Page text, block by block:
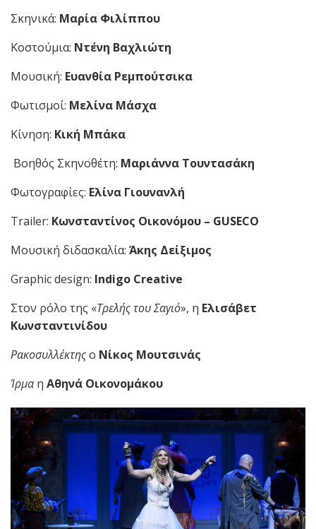
Σκηνικά: Μαρία Φιλίππου
Κοστούμια: Ντένη Βαχλιώτη
Μουσική: Ευανθία Ρεμπούτσικα
Φωτισμοί: Μελίνα Μάσχα
Κίνηση: Κική Μπάκα
Βοηθός Σκηνοθέτη: Μαριάννα Τουντασάκη
Φωτογραφίες: Ελίνα Γιουνανλή
Trailer: Κωνσταντίνος Οικονόμου – GUSECO
Μουσική διδασκαλία: Άκης Δείξιμος
Graphic design: Indigo Creative
Στον ρόλο της «Τρελής του Σαγιό», η Ελισάβετ
Κωνσταντινίδου
Ρακοσυλλέκτηςο Νίκος Μουτσινάς
Ίρμα η Αθηνά Οικονομάκου